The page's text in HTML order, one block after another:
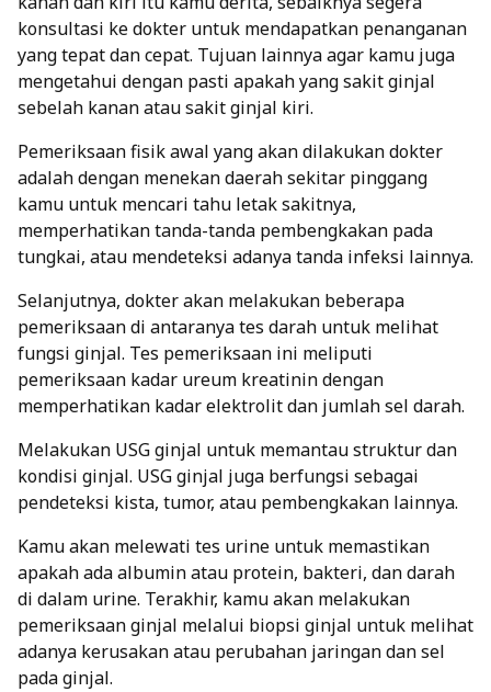
konsultasi ke dokter untuk mendapatkan penanganan
yang tepat dan cepat. Tujuan lainnya agar kamu juga
mengetahui dengan pasti apakah yang sakit ginjal
sebelah kanan atau sakit ginjal kiri.
Pemeriksaan fisik awal yang akan dilakukan dokter
adalah dengan menekan daerah sekitar pinggang
kamu untuk mencari tahu letak sakitnya,
memperhatikan tanda-tanda pembengkakan pada
tungkai, atau mendeteksi adanya tanda infeksi lainnya.
Selanjutnya, dokter akan melakukan beberapa
pemeriksaan di antaranya tes darah untuk melihat
fungsi ginjal. Tes pemeriksaan ini meliputi
pemeriksaan kadar ureum kreatinin dengan
memperhatikan kadar elektrolit dan jumlah sel darah.
Melakukan USG ginjal untuk memantau struktur dan
kondisi ginjal. USG ginjal juga berfungsi sebagai
pendeteksi kista, tumor, atau pembengkakan lainnya.
Kamu akan melewati tes urine untuk memastikan
apakah ada albumin atau protein, bakteri, dan darah
di dalam urine. Terakhir, kamu akan melakukan
pemeriksaan ginjal melalui biopsi ginjal untuk melihat
adanya kerusakan atau perubahan jaringan dan sel
pada ginjal.